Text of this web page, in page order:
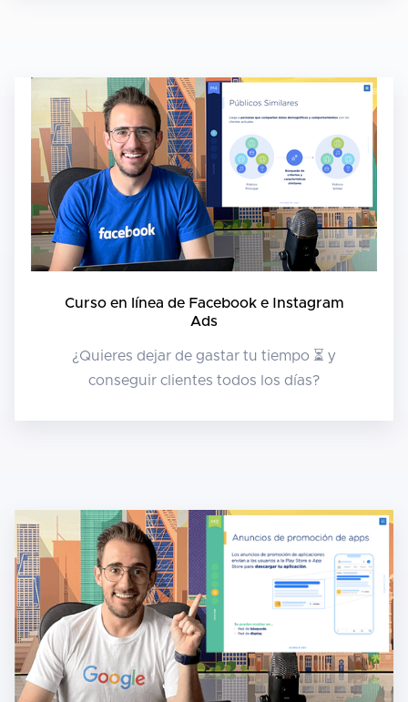
Curso en línea de Facebook e Instagram
Ads
¿Quieres dejar de gastar tu tiempo ⏳ y
conseguir clientes todos los días?